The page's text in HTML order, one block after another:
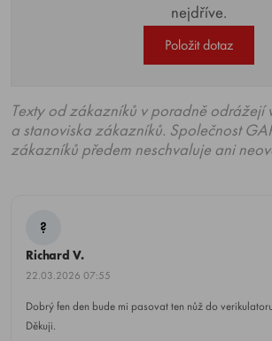
nejdříve.
Položit dotaz
Texty od zákazníků v poradně odrážejí
a stanoviska zákazníků. Společnost
zákazníků předem neschvaluje ani
?
Richard V.
22.03.2026 07:55
Dobrý fen den bude mi pasovat ten nůž do
Děkuji.